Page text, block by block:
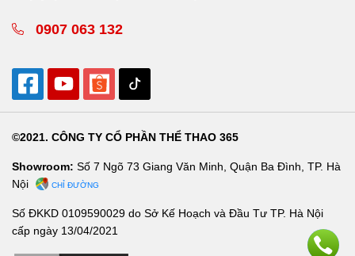
0907 063 132
©2021. CÔNG TY CỔ PHẦN THỂ THAO 365
Showroom: Số 7 Ngõ 73 Giang Văn Minh, Quận Ba Đình, TP. Hà
Nội
CHỈ ĐƯỜNG
Số ĐKKD 0109590029 do Sở Kế Hoạch và Đầu Tư TP. Hà Nội
cấp ngày 13/04/2021